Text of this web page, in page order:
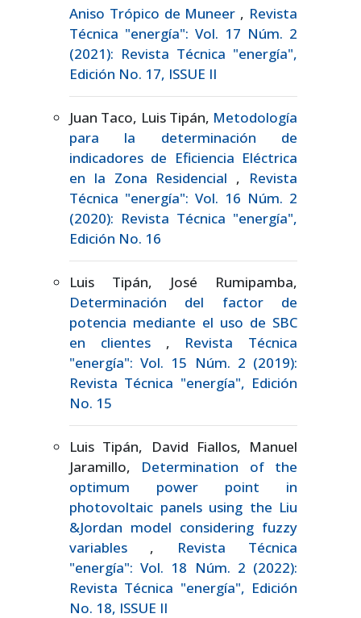
Aniso Trópico de Muneer , Revista
Técnica "energía": Vol. 17 Núm. 2
(2021): Revista Técnica "energía",
Edición No. 17, ISSUE II
Juan Taco, Luis Tipán, Metodología
para la determinación de
indicadores de Eficiencia Eléctrica
en la Zona Residencial , Revista
Técnica "energía": Vol. 16 Núm. 2
(2020): Revista Técnica "energía",
Edición No. 16
Luis Tipán, José Rumipamba,
Determinación del factor de
potencia mediante el uso de SBC
en clientes , Revista Técnica
"energía": Vol. 15 Núm. 2 (2019):
Revista Técnica "energía", Edición
No. 15
Luis Tipán, David Fiallos, Manuel
Jaramillo, Determination of the
optimum power point in
photovoltaic panels using the Liu
&Jordan model considering fuzzy
variables ,
Revista Técnica
"energía": Vol. 18 Núm. 2 (2022):
Revista Técnica "energía", Edición
No. 18, ISSUE II